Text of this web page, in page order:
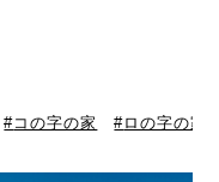
コの字の家 ロの字の家